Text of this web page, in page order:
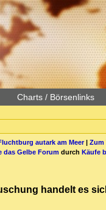
Charts / Börsenlinks
autark am Meer| Zum
das Gelbe Forum durch Käufe
handelt es